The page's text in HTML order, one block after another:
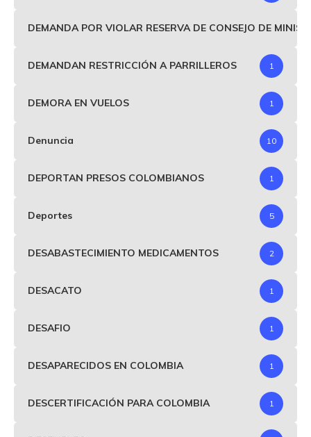
DEMANDA POR VIOLAR RESERVA DE CONSEJO DE
DEMANDAN RESTRICCIÓN A PARRILLEROS 1
DEMORA EN VUELOS 1
Denuncia 10
DEPORTAN PRESOS COLOMBIANOS 1
Deportes 5
DESABASTECIMIENTO MEDICAMENTOS 2
DESACATO 1
DESAFIO 1
DESAPARECIDOS EN COLOMBIA 1
DESCERTIFICACIÓN PARA COLOMBIA 1